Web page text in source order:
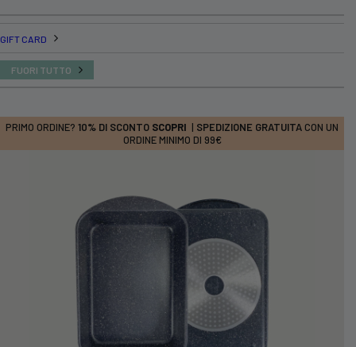
GIFT CARD
FUORI TUTTO
PRIMO ORDINE? 10% DI SCONTO SCOPRI | SPEDIZIONE GRATUITA CON UN
ORDINE MINIMO DI 99€